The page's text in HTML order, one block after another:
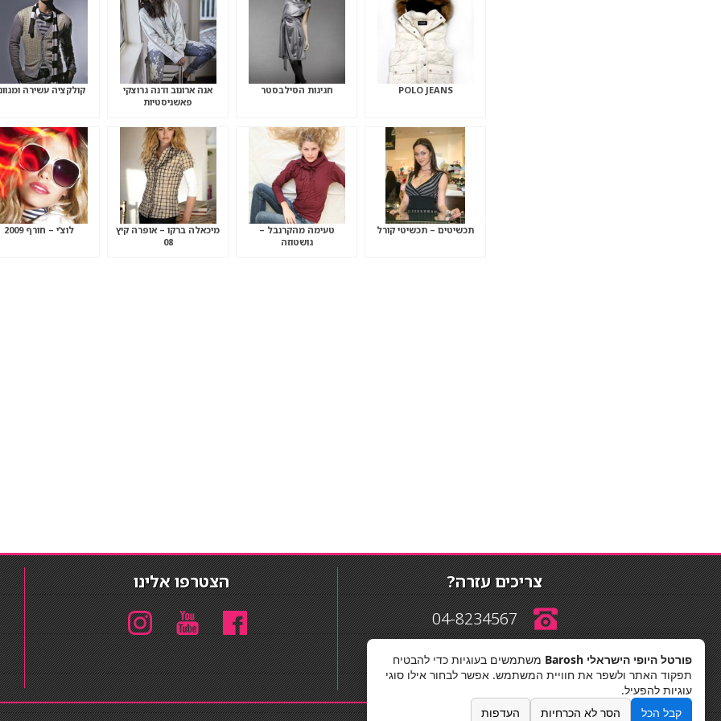
POLO JEANS חגיגות הסילבסטר
אנה ארונוב ודנה גרוצקי
פאשניסטיות
קולקציה עשירה
תכשיטים – תכשיטי קורל
טעימה מהקרנבל –
גושטוזה
מיכאלה ברקו – אופרה קיץ
08
לוצ’י – חורף 2009
צריכים עזרה?
04-8234567
info@barosh.co.il
הצטרפו אלינו
פורטל היופי הישראלי Barosh
משתמשים בעוגיות כדי להבטיח
תפקוד האתר ולשפר את חוויית המשתמש. אפשר לבחור אילו סוגי
עוגיות להפעיל.
קבל הכל
הסר לא הכרחיות העדפות